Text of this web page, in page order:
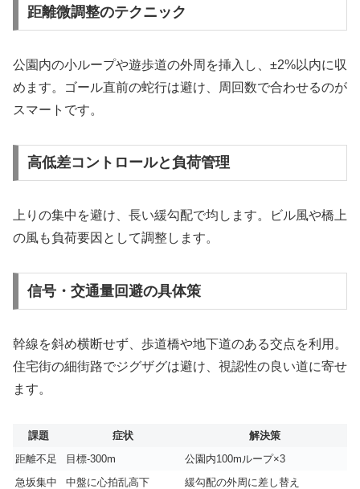
距離微調整のテクニック
公園内の小ループや遊歩道の外周を挿入し、±2%以内に収
めます。ゴール直前の蛇行は避け、周回数で合わせるのが
スマートです。
高低差コントロールと負荷管理
上りの集中を避け、長い緩勾配で均します。ビル風や橋上
の風も負荷要因として調整します。
信号・交通量回避の具体策
幹線を斜め横断せず、歩道橋や地下道のある交点を利用。
住宅街の細街路でジグザグは避け、視認性の良い道に寄せ
ます。
課題 症状
解決策
距離不足
目標-300m
公園内100mループ×3
急坂集中
中盤に心拍乱高下
緩勾配の外周に差し替え